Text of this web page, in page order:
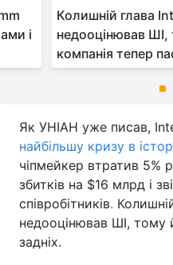
і
Колишній глава
недооцінював ШІ,
компанія тепер
Як УНІАН уже писав,
найбільшу кризу в
чіпмейкер втратив 5%
збитків на $16 млрд і
співробітників.
недооцінював ШІ, тому
задніх.